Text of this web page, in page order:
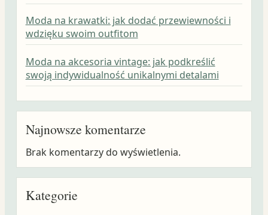
Moda na krawatki: jak dodać przewiewności i
wdzięku swoim outfitom
Moda na akcesoria vintage: jak podkreślić
swoją indywidualność unikalnymi detalami
Najnowsze komentarze
Brak komentarzy do wyświetlenia.
Kategorie